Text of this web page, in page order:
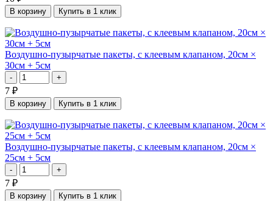
В корзину Купить в 1 клик
Воздушно-пузырчатые пакеты, с клеевым клапаном, 20см ×
30см + 5см
- +
7 ₽
В корзину Купить в 1 клик
Воздушно-пузырчатые пакеты, с клеевым клапаном, 20см ×
25см + 5см
- +
7 ₽
В корзину Купить в 1 клик